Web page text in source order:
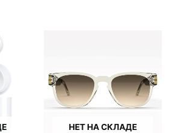
НЕТ НА СКЛАДЕ